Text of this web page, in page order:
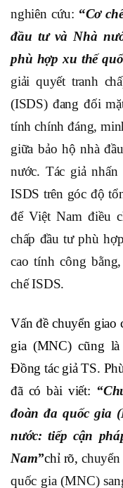
nghiên cứu: “Cơ
đầu tưvà Nhà
phù hợp xu thế
giải quyết tranh
(ISDS) đang đối
tính chính đáng,
giữa bảo hộ nhà
nước. Tác giả nhấn
ISDS trên góc độ
để Việt Nam điều
chấp đầu tư phù
cao tính công
chế ISDS.
Vấn đề chuyển giao
gia (MNC) cũng
Đồng tác giả TS.
đã có bài viết: “
đoàn đa quốc gia (
nước: tiếp cận
Nam”chỉ rõ,chuyển
quốc gia (MNC)